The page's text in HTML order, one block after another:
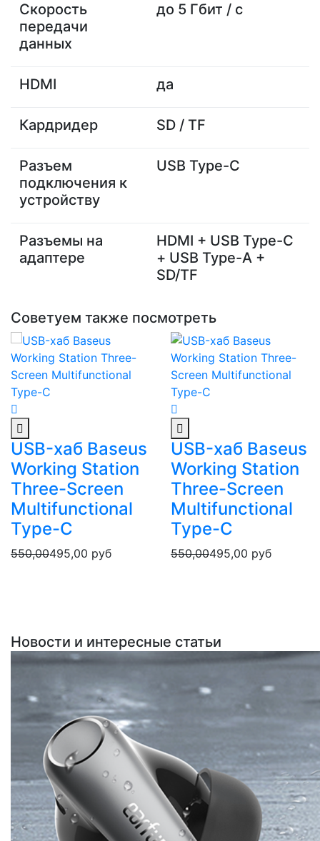
Скорость
передачи
данных
до 5 Гбит / с
HDMI да
Кардридер SD / TF
Разъем
подключения к
устройству
USB Type-C
Разъемы на
адаптере
HDMI + USB Type-C
+ USB Type-A +
SD/TF
Советуем также посмотреть
USB-хаб Baseus
Working Station
Three-Screen
Multifunctional
Type-C
550,00495,00 руб
USB-хаб Baseus
Working Station
Three-Screen
Multifunctional
Type-C
550,00495,00 руб
Новости и интересные статьи